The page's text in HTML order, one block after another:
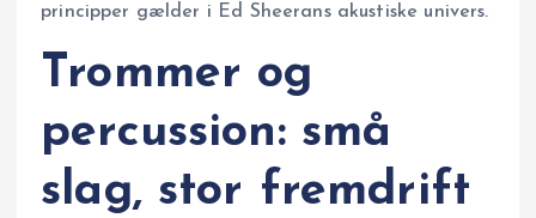
principper gælder i Ed Sheerans akustiske univers.
Trommer og
percussion: små
slag, stor fremdrift